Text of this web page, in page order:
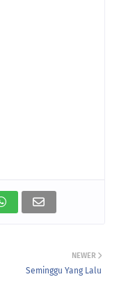
NEWER
Seminggu Yang Lalu